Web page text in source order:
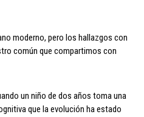
moderno, pero los hallazgos con
común que compartimos con
un niño de dos años toma una
que la evolución ha estado